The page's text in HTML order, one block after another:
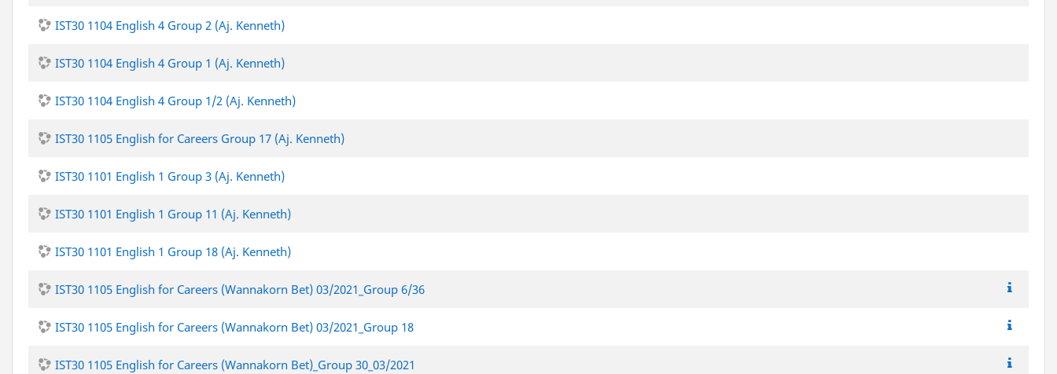
IST30 1104 English 4 Group 2 (Aj. Kenneth)
IST30 1104 English 4 Group 1 (Aj. Kenneth)
IST30 1104 English 4 Group 1/2 (Aj. Kenneth)
IST30 1105 English for Careers Group 17 (Aj. Kenneth)
IST30 1101 English 1 Group 3 (Aj. Kenneth)
IST30 1101 English 1 Group 11 (Aj. Kenneth)
IST30 1101 English 1 Group 18 (Aj. Kenneth)
IST30 1105 English for Careers (Wannakorn Bet) 03/2021_Group 6/36
IST30 1105 English for Careers (Wannakorn Bet) 03/2021_Group 18
IST30 1105 English for Careers (Wannakorn Bet)_Group 30_03/2021